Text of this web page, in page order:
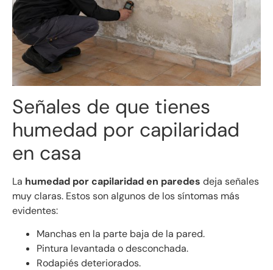
Señales de que tienes
humedad por capilaridad
en casa
La humedad por capilaridad en paredes deja señales
muy claras. Estos son algunos de los síntomas más
evidentes:
Manchas en la parte baja de la pared.
Pintura levantada o desconchada.
Rodapiés deteriorados.